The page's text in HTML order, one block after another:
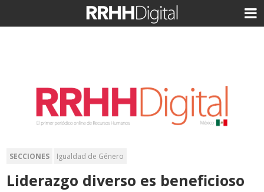
SECCIONES Igualdad de Género
Liderazgo diverso es beneficioso